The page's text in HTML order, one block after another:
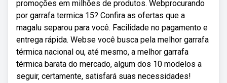
promoções em milhões de produtos. Webprocurando
por garrafa termica 15? Confira as ofertas que a
magalu separou para você. Facilidade no pagamento e
entrega rápida. Webse você busca pela melhor garrafa
térmica nacional ou, até mesmo, a melhor garrafa
térmica barata do mercado, algum dos 10 modelos a
seguir, certamente, satisfará suas necessidades!